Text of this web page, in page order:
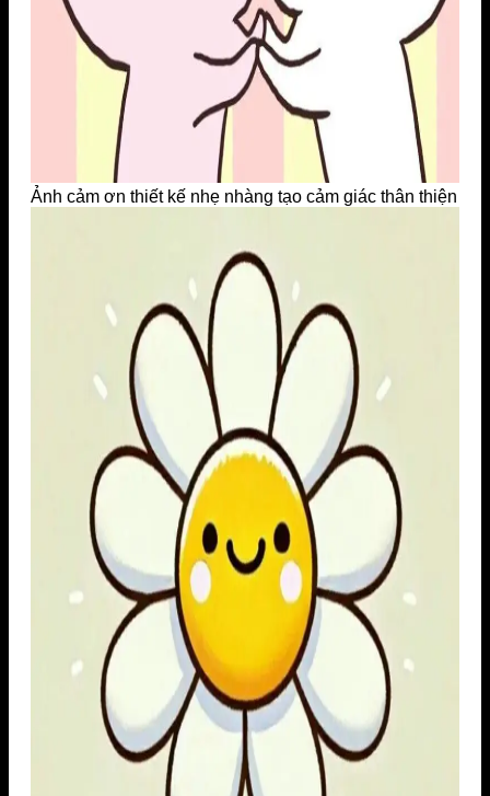
Ảnh cảm ơn thiết kế nhẹ nhàng tạo cảm giác thân thiện